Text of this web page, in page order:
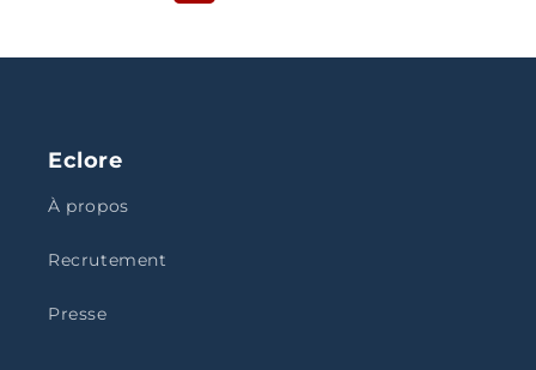
Eclore
À propos
Recrutement
Presse